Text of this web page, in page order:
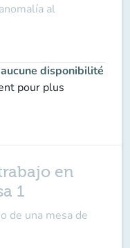
al
disponibilité
pour plus
en
1
de una mesa de